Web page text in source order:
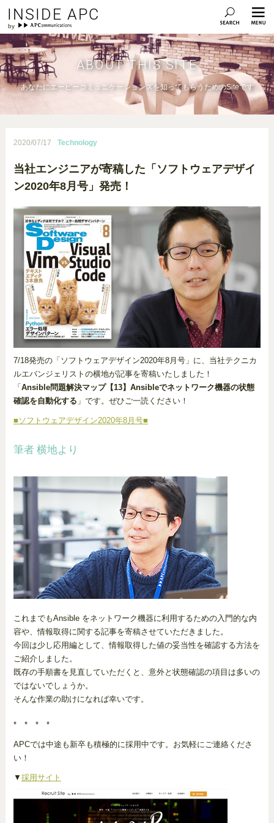
INSIDE APC
ABOUT THIS SITE
あなたにエーピーコミュニケーションズを知ってもらうためのSiteです
2020/07/17 Technology
当社エンジニアが寄稿した「ソフトウェアデザイ
ン2020年8月号」発売！
7/18発売の「ソフトウェアデザイン2020年8月号」に、当社テクニカ
ルエバンジェリストの横地が記事を寄稿いたしました！
「 Ansible問題解決マップ【13】Ansibleでネットワーク機器の状態
確認を自動化する 」です。ぜひご一読ください！
■ソフトウェアデザイン2020年8月号■
筆者 横地より
これまでもAnsible をネットワーク機器に利用するための入門的な内
容や、情報取得に関する記事を寄稿させていただきました。
今回は少し応用編として、情報取得した値の妥当性を確認する方法を
ご紹介しました。
既存の手順書を見直していただくと、意外と状態確認の項目は多いの
ではないでしょうか。
そんな作業の助けになれば幸いです。
* * * *
APCでは中途も新卒も積極的に採用中です。お気軽にご連絡くださ
い！
▼ 採用サイト